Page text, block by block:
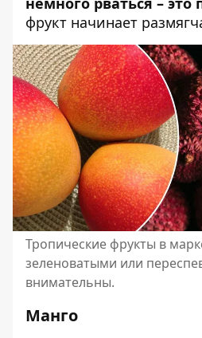
фрукт начинает
Тропические фрукты в
зеленоватыми или
внимательны.
Манго